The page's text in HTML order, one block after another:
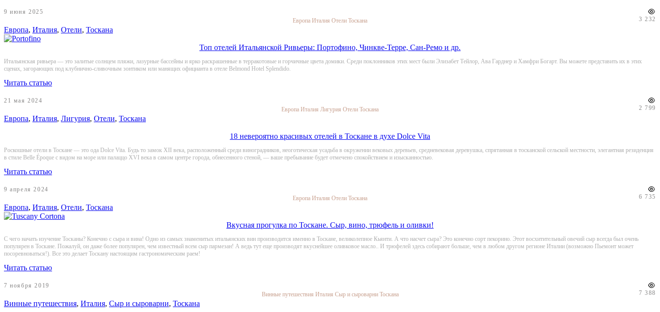
9 июня 2025
Европа Италия Отели Тоскана 3 232
Европа, Италия, Отели, Тоскана
Топ отелей Итальянской Ривьеры: Портофино, Чинкве-Терре, Сан-Ремо и др.
Итальянская ривьера — это залитые солнцем пляжи, лазурные бассейны и ярко раскрашенные в терракотовые и горчичные цвета домики. Среди поклонников этих мест были Элизабет Тейлор, Ава Гарднер и Хамфри Богарт. Вы можете представить их в этих
сценах, загорающих под клубнично-сливочным зонтиком или манящих официанта в отеле Belmond Hotel Splendido.
Читать статью
21 мая 2024
Европа Италия Лигурия Отели Тоскана 2 799
Европа, Италия, Лигурия, Отели, Тоскана
18 невероятно красивых отелей в Тоскане в духе Dolce Vita
Роскошные отели в Тоскане — это ода Dolce Vita. Будь то замок XII века, расположенный среди виноградников, неоготическая усадьба в окружении вековых деревьев, средневековая деревушка, спрятанная в тосканской сельской местности, элегантная резиденция
в стиле Belle Époque с видом на море или палаццо XVI века в самом центре города, обнесенного стеной, — ваше пребывание будет отмечено спокойствием и изысканностью.
Читать статью
9 апреля 2024
Европа Италия Отели Тоскана 6 735
Европа, Италия, Отели, Тоскана
Вкусная прогулка по Тоскане. Сыр, вино, трюфель и оливки!
С чего начать изучение Тосканы? Конечно с сыра и вина! Одно из самых знаменитых итальянских вин производится именно в Тоскане, великолепное Кьянти. А что насчет сыра? Это конечно сорт пекорино. Этот восхитительный овечий сыр всегда был очень
популярен в Тоскане. Пожалуй, он даже более популярен, чем известный всем сыр пармезан! А ведь тут еще производят вкуснейшее оливковое масло.. И трюфелей здесь собирают больше, чем в любом другом регионе Италии (возможно Пьемонт может
посоревноваться!). Все это делает Тоскану настоящим гастрономическим раем!
Читать статью
7 ноября 2019
Винные путешествия Италия Сыр и сыроварни Тоскана 7 388
Винные путешествия, Италия, Сыр и сыроварни, Тоскана